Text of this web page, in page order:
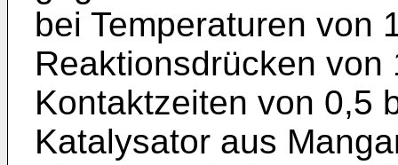
bei Temperaturen von
Reaktionsdrücken von
Kontaktzeiten von 0,5
Katalysator aus